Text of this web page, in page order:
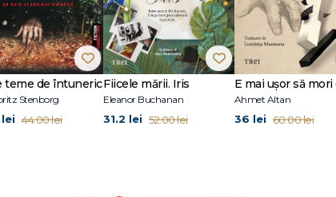
teme de întuneric
Stenborg
44.00 lei
Fiicele mării. Iris
Eleanor Buchanan
31.2 lei 52.00 lei
Ahmet Altan
36 lei 60.00 lei